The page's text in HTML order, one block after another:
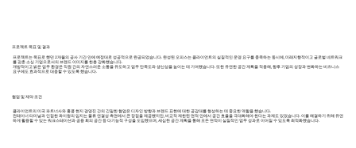
협업 및 제약 조건
클라이언트의 미국 파트너사와 홍콩 현지 경영진 간의 긴밀한 협업은 디자인 방향과 브랜드 표현에 대한 공감대를 형성하는 데 중요한 역할을 했습니다.
컨테이너 터미널과 인접한 콰이청의 입지는 물류 연결성 측면에서 큰 장점을 제공했지만, 비교적 제한된 면적 안에서 공간 효율을 극대화해야 한다는 과제도 있었습니다. 이를 해결하기 위해 유연
하게 활용할 수 있는 워크스테이션과 공용 회의 공간 등 다기능적 구성을 도입했으며, 세심한 공간 계획을 통해 모든 면적이 실질적인 업무 성과로 이어질 수 있도록 최적화했습니다.
프로젝트 목표 및 결과
프로젝트는 목표로 했던 2개월의 공사 기간 안에 예정대로 성공적으로 완공되었습니다. 완성된 오피스는 클라이언트의 실질적인 운영 요구를 충족하는 동시에, 미래지향적이고 글로벌 네트워크
를 갖춘 소싱 기업으로서의 브랜드 이미지를 한층 강화했습니다.
개방적이고 밝은 업무 환경은 직원 간의 자연스러운 소통을 유도하고 업무 만족도와 생산성을 높이는 데 기여했습니다. 또한 유연한 공간 계획을 적용해, 향후 기업의 성장과 변화하는 비즈니스
요구에도 효과적으로 대응할 수 있도록 했습니다.